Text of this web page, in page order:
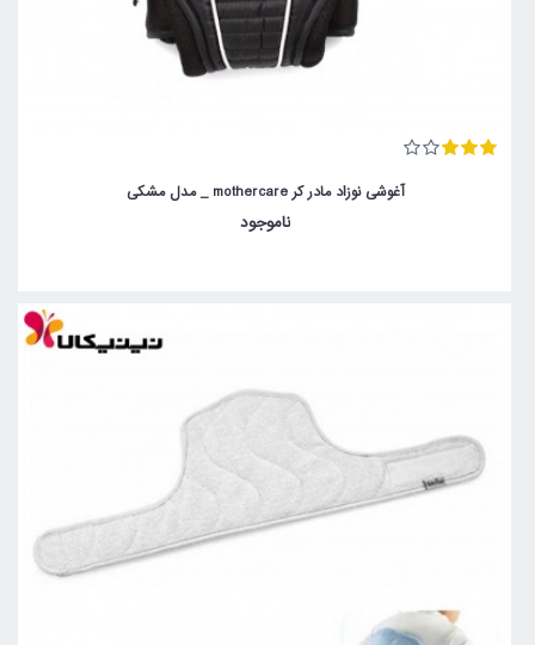
آغوشی نوزاد مادر کر mothercare _ مدل مشکی
ناموجود